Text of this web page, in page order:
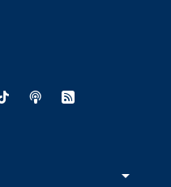
in nuova finestra
in nuova finestra
esterno - Apertura in
esterno - Apertura in
- Sito esterno -
TikTok - Sito esterno -
Spreaker - Sito
Feed RSS -